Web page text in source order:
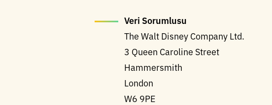
Veri Sorumlusu
The Walt Disney Company Ltd.
3 Queen Caroline Street
Hammersmith
London
W6 9PE